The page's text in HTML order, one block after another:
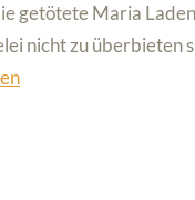
getötete Maria
nicht zu